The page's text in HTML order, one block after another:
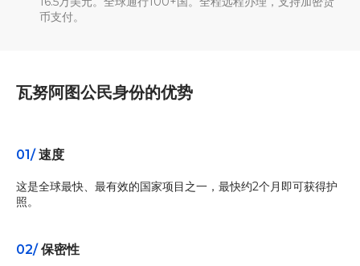
币支付。
瓦努阿图公民身份的优势
01/速度
这是全球最快、最有效的国家项目之一，最快约2个月即可获得护
照。
02/保密性